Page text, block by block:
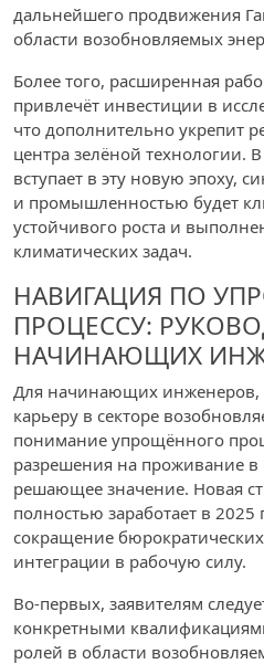
дальнейшего продвижения
области возобновляемых
Более того, расширенная
привлечёт инвестиции в
что дополнительно укрепит
центра зелёной технологии.
вступает в эту новую эпоху,
и промышленностью будет
устойчивого роста и
климатических задач.
НАВИГАЦИЯ ПО
ПРОЦЕССУ:
НАЧИНАЮЩИХ
Для начинающих инженеров,
карьеру в секторе
понимание упрощённого
разрешения на проживание в
решающее значение. Новая
полностью заработает в
сокращение
интеграции в рабочую силу.
Во-первых, заявителям
конкретными
ролей в области